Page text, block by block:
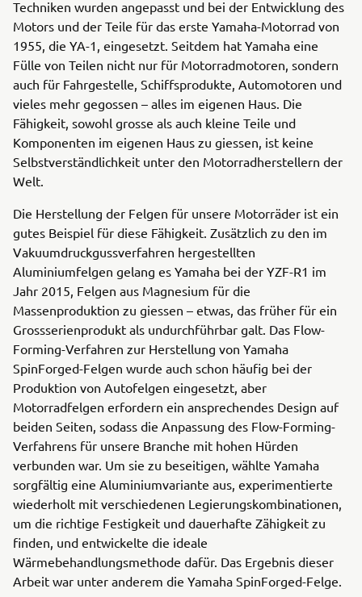
Techniken wurden angepasst und bei der Entwicklung des
Motors und der Teile für das erste Yamaha-Motorrad von
1955, die YA-1, eingesetzt. Seitdem hat Yamaha eine
Fülle von Teilen nicht nur für Motorradmotoren, sondern
auch für Fahrgestelle, Schiffsprodukte, Automotoren und
vieles mehr gegossen – alles im eigenen Haus. Die
Fähigkeit, sowohl grosse als auch kleine Teile und
Komponenten im eigenen Haus zu giessen, ist keine
Selbstverständlichkeit unter den Motorradherstellern der
Welt.
Die Herstellung der Felgen für unsere Motorräder ist ein
gutes Beispiel für diese Fähigkeit. Zusätzlich zu den im
Vakuumdruckgussverfahren hergestellten
Aluminiumfelgen gelang es Yamaha bei der YZF-R1 im
Jahr 2015, Felgen aus Magnesium für die
Massenproduktion zu giessen – etwas, das früher für ein
Grossserienprodukt als undurchführbar galt. Das Flow-
Forming-Verfahren zur Herstellung von Yamaha
SpinForged-Felgen wurde auch schon häufig bei der
Produktion von Autofelgen eingesetzt, aber
Motorradfelgen erfordern ein ansprechendes Design auf
beiden Seiten, sodass die Anpassung des Flow-Forming-
Verfahrens für unsere Branche mit hohen Hürden
verbunden war. Um sie zu beseitigen, wählte Yamaha
sorgfältig eine Aluminiumvariante aus, experimentierte
wiederholt mit verschiedenen Legierungskombinationen,
um die richtige Festigkeit und dauerhafte Zähigkeit zu
finden, und entwickelte die ideale
Wärmebehandlungsmethode dafür. Das Ergebnis dieser
Arbeit war unter anderem die Yamaha SpinForged-Felge.